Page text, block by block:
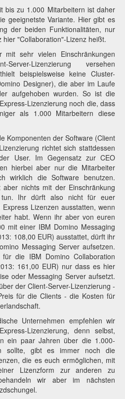
bis zu 1.000 Mitarbeitern ist daher
geeignetste Variante. Hier gibt es
der beiden Funktionalitäten, nur
"Collaboration"-Lizenz heißt.
mit sehr vielen Einschränkungen
Lizenzierung versehen
beispielsweise keine Cluster-
Designer), die aber im Laufe
aufgehoben wurden. So ist die
Lizenzierung noch die, dass
als 1.000 Mitarbeitern diese
Komponenten der Software (Client
richtet sich stattdessen
User. Im Gegensatz zur CEO
hierbei aber nur die Mitarbeiter
wirklich die Software benutzen.
nichts mit der Einschränkung
Ihr dürft also nicht für euer
Lizenzen ausstatten, wenn
habt. Wenn ihr aber von euren
mit einer IBM Domino Messaging
108,00 EUR) ausstattet, dürft ihr
Messaging Server aufsetzen.
die IBM Domino Collaboration
161,00 EUR) nur dass es hier
oder Messaging Server aufsetzt.
der Client-Server-Lizenzierung -
für die Clients - die Kosten für
Unternehmen empfehlen wir
Lizenzierung, denn selbst,
ein paar Jahren über die 1.000-
sollte, gibt es immer noch die
die es euch ermöglichen, mit
Lizenzform zur anderen zu
wir aber im nächsten